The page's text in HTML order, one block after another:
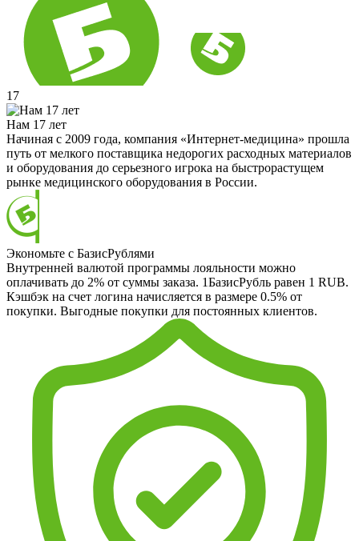
17
Нам 17 лет
Начиная с 2009 года, компания «Интернет-медицина» прошла
путь от мелкого поставщика недорогих расходных материалов
и оборудования до серьезного игрока на быстрорастущем
рынке медицинского оборудования в России.
Экономьте с БазисРублями
Внутренней валютой программы лояльности можно
оплачивать до 2% от суммы заказа. 1БазисРубль равен 1 RUB.
Кэшбэк на счет логина начисляется в размере 0.5% от
покупки. Выгодные покупки для постоянных клиентов.